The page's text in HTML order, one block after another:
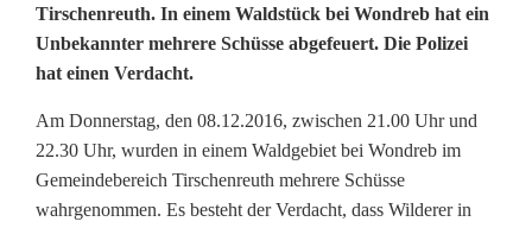
S
c
h
ü
s
Tirschenreuth. In einem Waldstück bei Wondreb hat ein
Unbekannter mehrere Schüsse abgefeuert. Die Polizei
hat einen Verdacht.
Am Donnerstag, den 08.12.2016, zwischen 21.00 Uhr und
22.30 Uhr, wurden in einem Waldgebiet bei Wondreb im
Gemeindebereich Tirschenreuth mehrere Schüsse
wahrgenommen. Es besteht der Verdacht, dass Wilderer in